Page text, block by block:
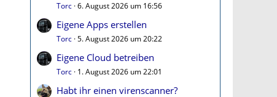
Torc 6. August 2026 um 16:56
Eigene Apps erstellen
Torc 5. August 2026 um 20:22
Eigene Cloud betreiben
Torc 1. August 2026 um 22:01
Habt ihr einen virenscanner?